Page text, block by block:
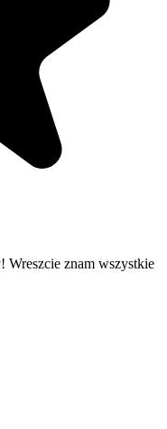
Wreszcie znam wszystkie